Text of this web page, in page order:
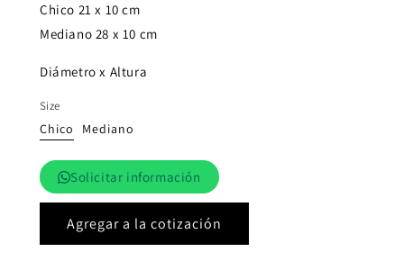
Chico 21 x 10 cm
Mediano 28 x 10 cm
Diámetro x Altura
Size
Chico Mediano
Solicitar información
Agregar a la cotización